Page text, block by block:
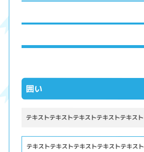
囲い
テキストテキストテキストテキストテキスト
テキストテキストテキストテキストテキスト